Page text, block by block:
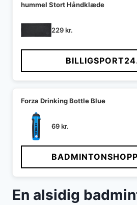
hummel Stort Håndklæde
229kr.
Forza Drinking Bottle Blue
69kr.
En alsidig